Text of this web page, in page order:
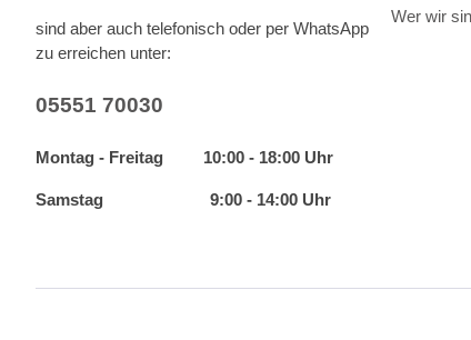
sind aber auch telefonisch oder per WhatsApp
zu erreichen unter:
05551 70030
Montag - Freitag 10:00 - 18:00 Uhr
Samstag 9:00 - 14:00 Uhr
Wer wir